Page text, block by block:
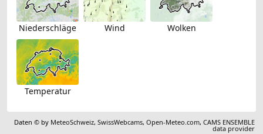
Niederschläge Wind Wolken
Temperatur
Daten © by MeteoSchweiz,SwissWebcams,Open-Meteo.com,CAMS ENSEMBLE
data provider